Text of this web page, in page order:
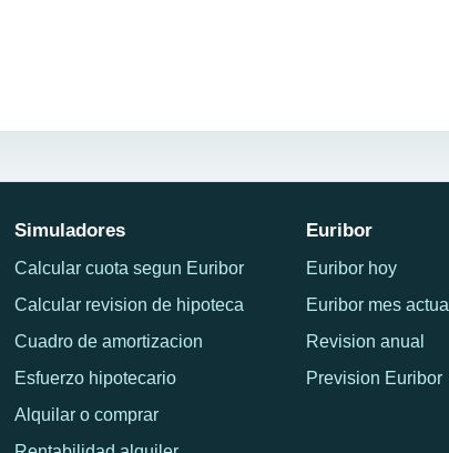
Simuladores
Calcular cuota segun Euribor
Calcular revision de hipoteca
Cuadro de amortizacion
Esfuerzo hipotecario
Alquilar o comprar
Euribor
Euribor hoy
Euribor mes actual
Revision anual
Prevision Euribor